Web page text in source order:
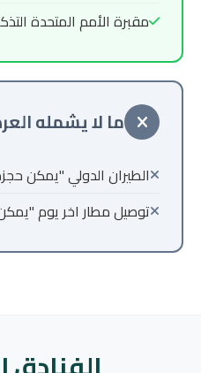
مقبرة الأمم المتحدة
ما لا يشمله
الطيران الدولي "يمكن
توصيل مطار اخر يوم